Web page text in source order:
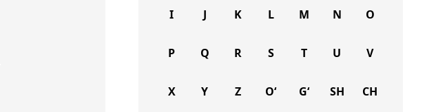
I J K L M N O
P Q R S T U V
X Y Z O‘ G‘ SH CH